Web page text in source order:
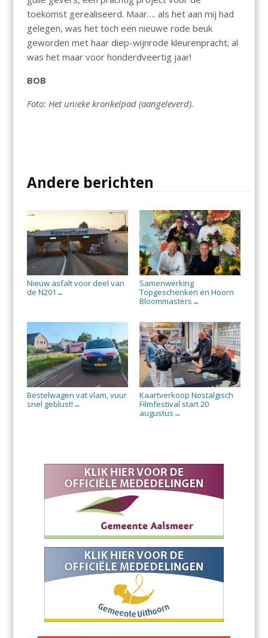
toekomst gerealiseerd. Maar…. als het aan mij had
gelegen, was het toch een nieuwe rode beuk
geworden met haar diep-wijnrode kleurenpracht; al
was het maar voor honderdveertig jaar!
BOB
Foto: Het unieke kronkelpad (aangeleverd).
Andere berichten
Nieuw asfalt voor deel van
de N201 →
Samenwerking
Topgeschenken en Hoorn
Bloommasters →
Bestelwagen vat vlam, vuur
snel geblust! →
Kaartverkoop Nostalgisch
Filmfestival start 20
augustus →